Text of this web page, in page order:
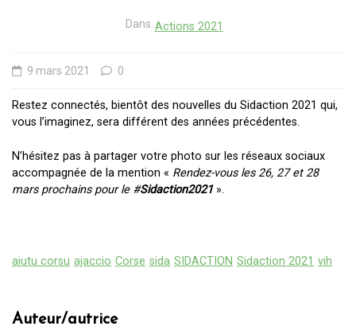
Dans Actions 2021
9 mars 2021 0
Restez connectés, bientôt des nouvelles du Sidaction 2021 qui,
vous l’imaginez, sera différent des années précédentes.
N’hésitez pas à partager votre photo sur les réseaux sociaux
accompagnée de la mention « Rendez-vous les 26, 27 et 28
mars prochains pour le #Sidaction2021».
aiutu corsu ajaccio Corse sida SIDACTION Sidaction 2021 vih
Auteur/autrice